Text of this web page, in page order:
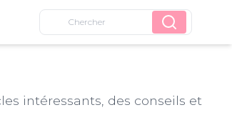
intéressants, des conseils et